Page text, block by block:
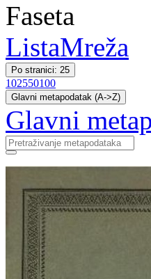
Faseta
ListaMreža
Po stranici: 25
102550100
Glavni metapodatak (A->Z)
Glavni